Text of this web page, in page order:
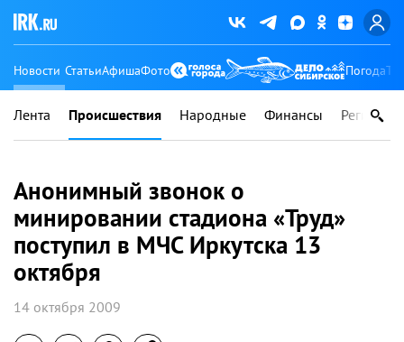
Новости СтатьиАфишаФото Погода
Лента Происшествия Народные Финансы Регионы
Анонимный звонок о
минировании стадиона «Труд»
поступил в МЧС Иркутска 13
октября
14 октября 2009